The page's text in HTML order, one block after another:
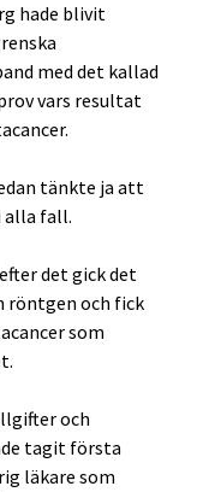
hade blivit
med det kallad
vars resultat
tänkte ja att
alla fall.
det gick det
röntgen och fick
som
och
tagit första
läkare som